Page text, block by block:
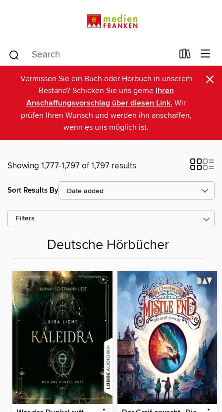
Vermissen Sie ein Buch oder Hörbuch in unserem
Bestand? Schicken Sie uns gerne Ihren
Anschaffungsvorschlag über diesen Link. Wir
prüfen Ihren Wunsch und werden ihn anschaffen,
wenn es uns möglich ist.
×
Showing 1,777-1,797 of 1,797 results
Sort Results By
Filters
Deutsche Hörbücher